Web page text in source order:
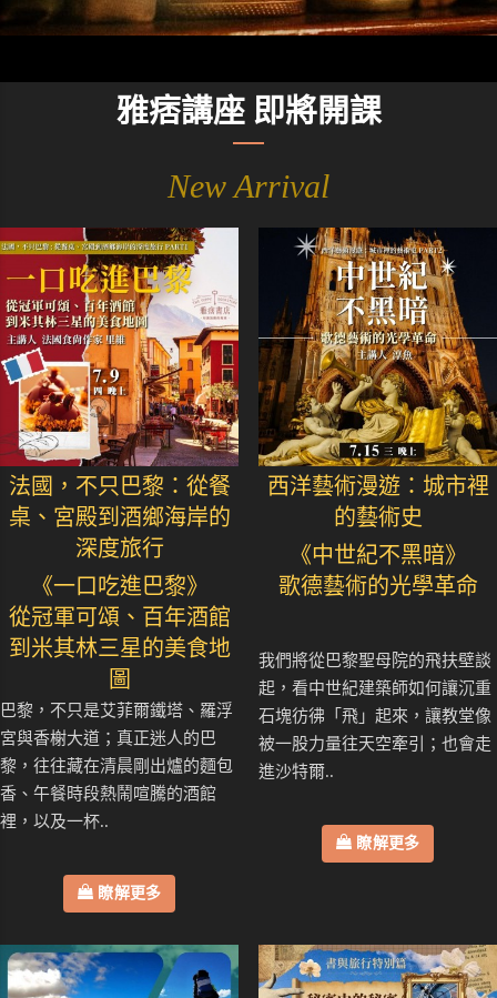
雅痞講座 即將開課
New Arrival
法國，不只巴黎：從餐
桌、宮殿到酒鄉海岸的
深度旅行
《一口吃進巴黎》
從冠軍可頌、百年酒館
到米其林三星的美食地
圖
巴黎，不只是艾菲爾鐵塔、羅浮
宮與香榭大道；真正迷人的巴
黎，往往藏在清晨剛出爐的麵包
香、午餐時段熱鬧喧騰的酒館
裡，以及一杯..
瞭解更多
西洋藝術漫遊：城市裡
的藝術史
《中世紀不黑暗》
歌德藝術的光學革命
我們將從巴黎聖母院的飛扶壁談
起，看中世紀建築師如何讓沉重
石塊彷彿「飛」起來，讓教堂像
被一股力量往天空牽引；也會走
進沙特爾..
瞭解更多